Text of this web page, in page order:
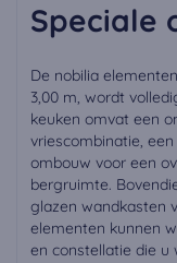
Speciale
De nobilia
3,00 m, wordt
keuken omvat een
vriescombinatie,
ombouw voor een
bergruimte.
glazen wandkasten
elementen kunnen
en constellatie die u